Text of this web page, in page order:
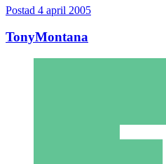
Postad 4 april 2005
TonyMontana